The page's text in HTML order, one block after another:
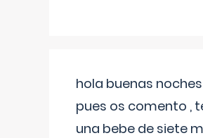
hola buenas noches
pues os comento ,
una bebe de siete